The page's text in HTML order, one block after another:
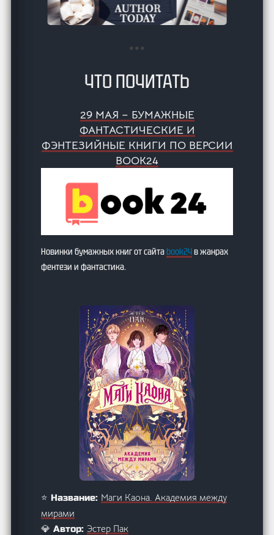
ЧТО ПОЧИТАТЬ
29 МАЯ – БУМАЖНЫЕ
ФАНТАСТИЧЕСКИЕ И
ФЭНТЕЗИЙНЫЕ КНИГИ ПО ВЕРСИИ
BOOK24
Новинки бумажных книг от сайтаbook24в жанрах
фентези и фантастика.
⭐ Название: Маги Каона. Академия между
мирами
💎 Автор: Эстер Пак